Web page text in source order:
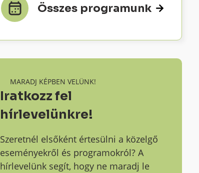
Összes programunk
MARADJ KÉPBEN VELÜNK!
Iratkozz fel
hírlevelünkre!
Szeretnél elsőként értesülni a közelgő
eseményekről és programokról? A
hírlevelünk segít, hogy ne maradj le